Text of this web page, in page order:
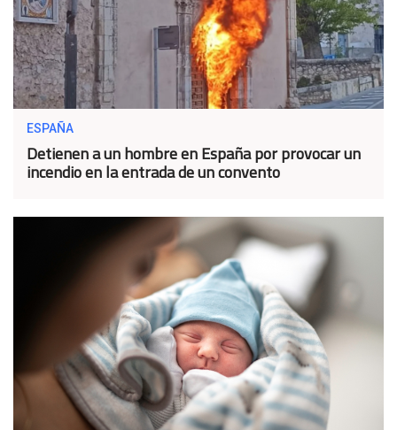
ESPAÑA
Detienen a un hombre en España por provocar un
incendio en la entrada de un convento